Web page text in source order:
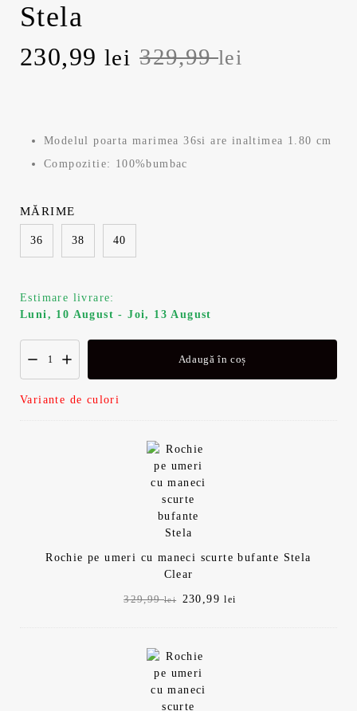
Stela
329,99lei
Prețul
fost:
230,99 lei
Prețul
230,99 lei.
Modelul poarta marimea 36si are inaltimea 1.80 cm
Compozitie: 100%bumbac
36 38 40
MĂRIME
Estimare livrare:
Luni, 10 August - Joi, 13 August
Adaugă în coș
Variante de culori
Rochie pe umeri cu maneci scurte bufante Stela
Clear
329,99lei
Prețul
230,99lei